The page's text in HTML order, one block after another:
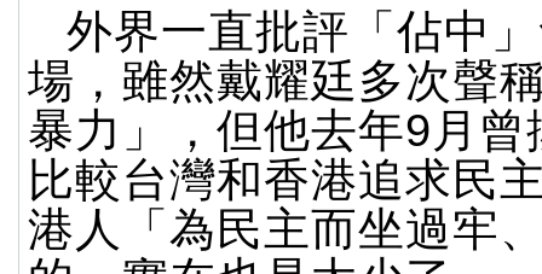
外界一直批評「佔中
場，雖然戴耀廷多次聲
暴力」，但他去年9月曾
比較台灣和香港追求民
港人「為民主而坐過牢